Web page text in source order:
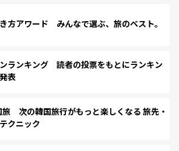
方アワード みんなで選ぶ、旅のベスト。
ランキング 読者の投票をもとにランキン
表
次の韓国旅行がもっと楽しくなる 旅先・
クニック